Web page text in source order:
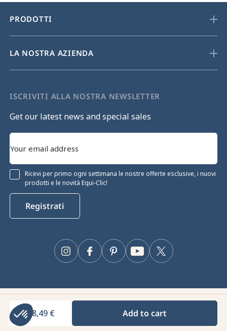
per garantirne il corretto
clicca sul pulsante "Configura".
certificati da
28,49 € Add to cart
PRODOTTI
LA NOSTRA AZIENDA
ISCRIVITI ALLA NOSTRA NEWSLETTER
Get our latest news and special sales
Ricevi per primo ogni settimana le nostre offerte esclusive, i nuovi
prodotti e le novità Equi-Clic!
Registrati
Facebook Twitter
YouTube
Pinterest
Instagram
Equiclic © 2026
Gestione dei cookie